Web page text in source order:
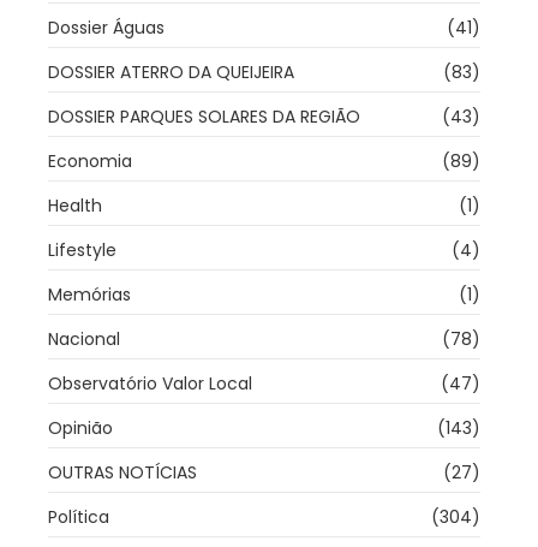
Dossier Águas
(41)
DOSSIER ATERRO DA QUEIJEIRA
(83)
DOSSIER PARQUES SOLARES DA REGIÃO
(43)
Economia
(89)
Health
(1)
Lifestyle
(4)
Memórias
(1)
Nacional
(78)
Observatório Valor Local
(47)
Opinião
(143)
OUTRAS NOTÍCIAS
(27)
Política
(304)